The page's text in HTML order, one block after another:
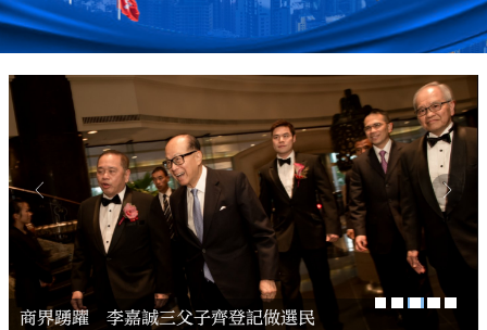
大公文匯
商界踴躍 李嘉誠三父子齊登記做選民